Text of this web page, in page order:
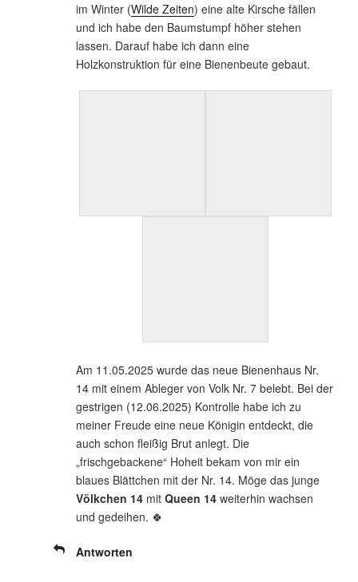
im Winter (Wilde Zeiten) eine alte Kirsche fällen
und ich habe den Baumstumpf höher stehen
lassen. Darauf habe ich dann eine
Holzkonstruktion für eine Bienenbeute gebaut.
Am 11.05.2025 wurde das neue Bienenhaus Nr.
14 mit einem Ableger von Volk Nr. 7 belebt. Bei der
gestrigen (12.06.2025) Kontrolle habe ich zu
meiner Freude eine neue Königin entdeckt, die
auch schon fleißig Brut anlegt. Die
„frischgebackene“ Hoheit bekam von mir ein
blaues Blättchen mit der Nr. 14. Möge das junge
Völkchen 14 mit Queen 14 weiterhin wachsen
und gedeihen. 🍀
Antworten